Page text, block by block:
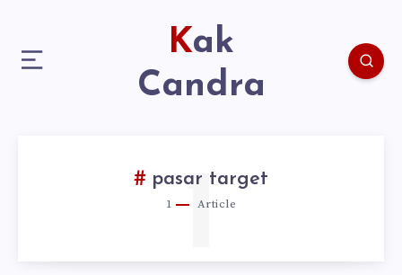
Kak
Candra
pasar target
1 Article
1